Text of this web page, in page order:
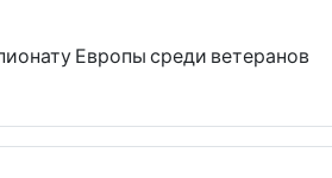
Европы среди ветеранов